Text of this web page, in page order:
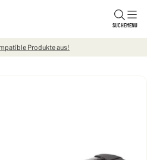
SUCHEMENU
Produkte aus!